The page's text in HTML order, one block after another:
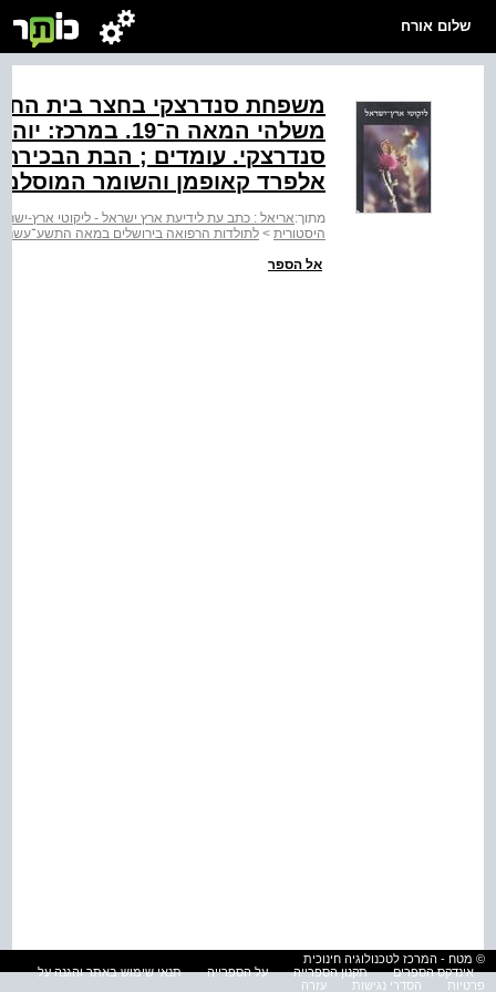
שלום אורח
משלהי המאה
סנדרצקי. עומדים ; הבת
אלפרד קאופמן והשומר
מתוך:אריאל : כתב עת לידיעת ארץ ישראל - ליקוטי ארץ-
היסטורית > לתולדות הרפואה בירושלים במאה
אל הספר
© מטח - המרכז לטכנולוגיה חינוכית
אינדקס הספרים
תקנון הספרייה על הספרייה
תנאי שימוש באתר והגנה על
פרטיות
הסדרי נגישות עזרה